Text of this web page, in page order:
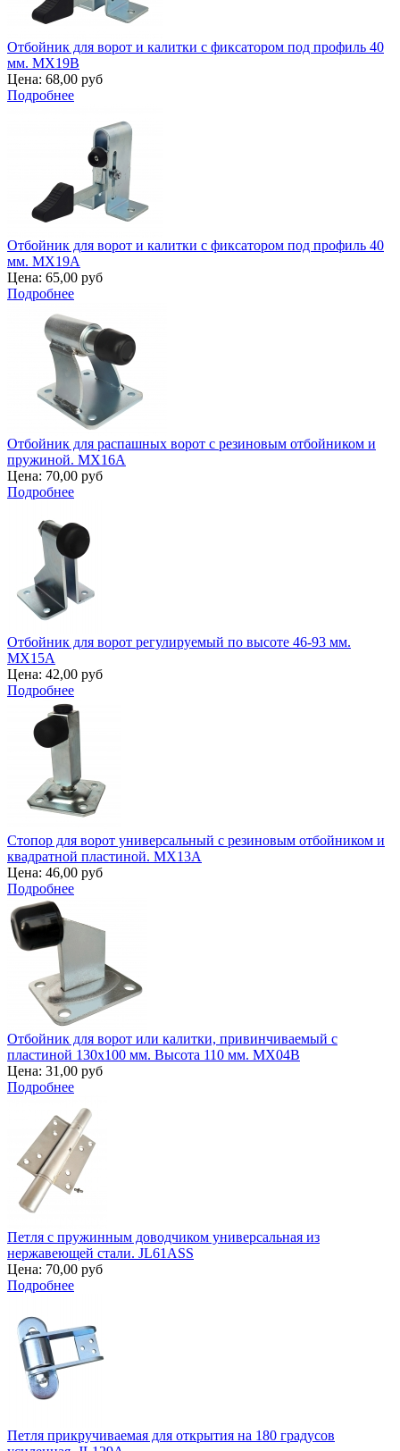
Отбойник для ворот и калитки с фиксатором под профиль 40
мм. MX19B
Цена: 68,00 руб
Подробнее
Отбойник для ворот и калитки с фиксатором под профиль 40
мм. MX19A
Цена: 65,00 руб
Подробнее
Отбойник для распашных ворот с резиновым отбойником и
пружиной. MX16A
Цена: 70,00 руб
Подробнее
Отбойник для ворот регулируемый по высоте 46-93 мм.
MX15A
Цена: 42,00 руб
Подробнее
Стопор для ворот универсальный с резиновым отбойником и
квадратной пластиной. MX13A
Цена: 46,00 руб
Подробнее
Отбойник для ворот или калитки, привинчиваемый с
пластиной 130х100 мм. Высота 110 мм. MX04B
Цена: 31,00 руб
Подробнее
Петля с пружинным доводчиком универсальная из
нержавеющей стали. JL61ASS
Цена: 70,00 руб
Подробнее
Петля прикручиваемая для открытия на 180 градусов